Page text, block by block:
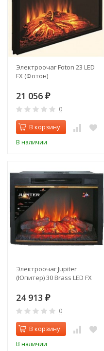
Электроочаг Foton 23 LED
FX (Фотон)
21 056 ₽
0
В корзину
В наличии
Электроочаг Jupiter
(Юпитер) 30 Brass LED FX
24 913 ₽
0
В корзину
В наличии